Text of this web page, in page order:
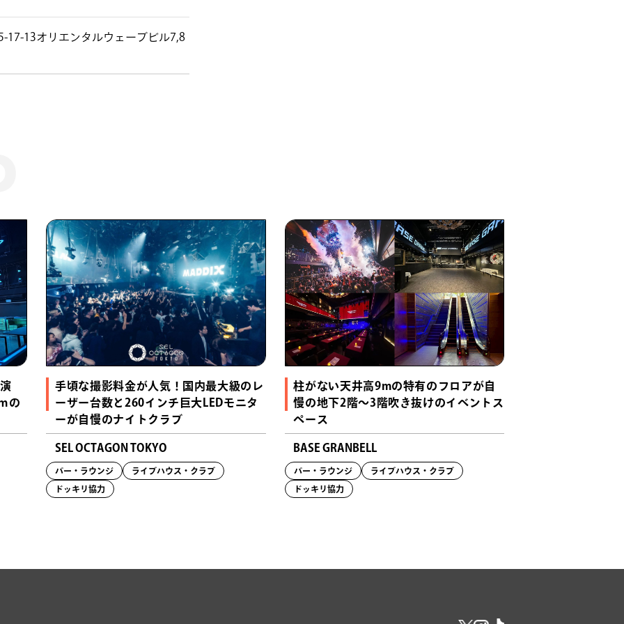
17-13オリエンタルウェーブビル7,8
の
手頃な撮影料金が人気！国内最大級のレ
ーザー台数と260インチ巨大LEDモニタ
ーが自慢のナイトクラブ
SEL OCTAGON TOKYO
バー・ラウンジ ライブハウス・クラブ
ドッキリ協力
柱がない天井高9mの特有のフロアが自
慢の地下2階〜3階吹き抜けのイベントス
ペース
BASE GRANBELL
バー・ラウンジ ライブハウス・クラブ
ドッキリ協力